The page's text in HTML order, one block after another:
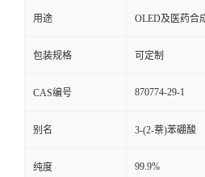
用途 OLED及医药合
包装规格 可定制
CAS编号 870774-29-1
别名 3-(2-萘)苯硼酸
纯度 99.9%